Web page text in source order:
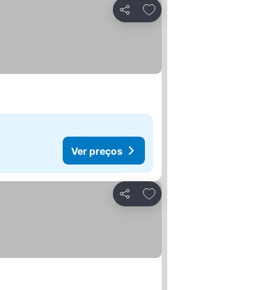
Partilhar
Adicionar aos favoritos
Ver preços
Partilhar
Adicionar aos favoritos